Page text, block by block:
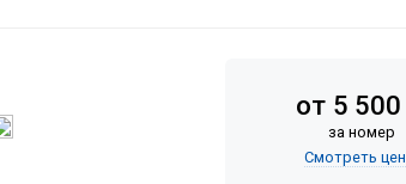
от 5
за номер
Смотреть